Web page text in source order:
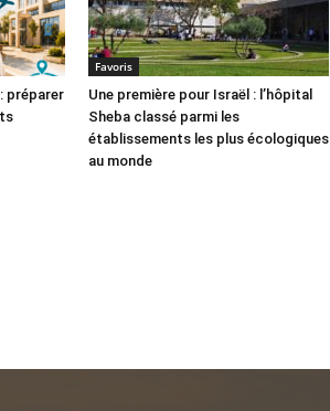
: préparer
Favoris
Une première pour Israël : l’hôpital
Sheba classé parmi les
établissements les plus écologiques
au monde